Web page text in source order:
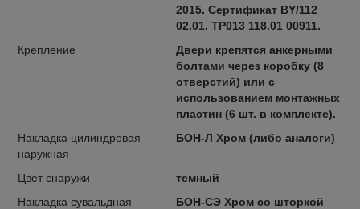
2015. Сертификат BY/112
02.01. TP013 118.01 00911.
Крепление
Двери крепятся анкерными
болтами через коробку (8
отверстий) или с
использованием монтажных
пластин (6 шт. в комплекте).
Накладка цилиндровая
наружная
БОН-Л Хром (либо аналоги)
Цвет снаружи
темный
Накладка сувальдная
БОН-СЭ Хром со шторкой